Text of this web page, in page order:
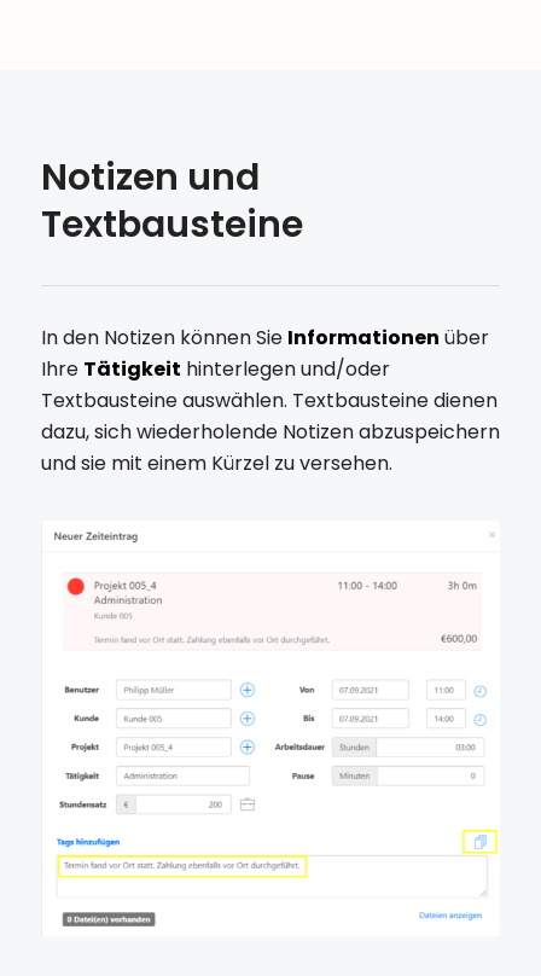
Notizen und
Textbausteine
In den Notizen können Sie Informationen über
Ihre Tätigkeit hinterlegen und/oder
Textbausteine auswählen. Textbausteine dienen
dazu, sich wiederholende Notizen abzuspeichern
und sie mit einem Kürzel zu versehen.